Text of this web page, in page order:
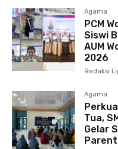
Agama
PCM
Siswi
AUM
2026
Redaksi
Agama
Tua,
Gelar